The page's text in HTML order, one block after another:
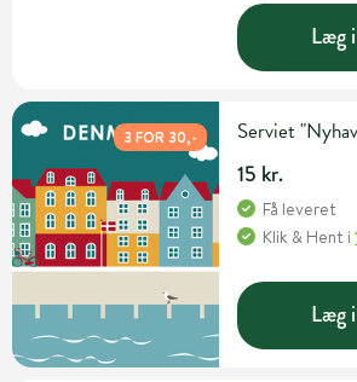
Læg
3 FOR 30,- Serviet
15 kr.
Få leveret
Klik & Hent i
Læg